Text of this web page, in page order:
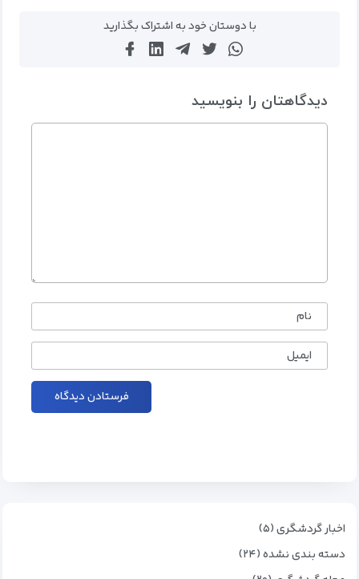
با دوستان خود به اشتراک بگذارید
دیدگاهتان را بنویسید
نام
ایمیل
اخبار گردشگری (۵)
دسته بندی نشده (۲۴)